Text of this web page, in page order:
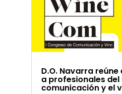
D.O. Navarra
a profesionales
comunicación y el